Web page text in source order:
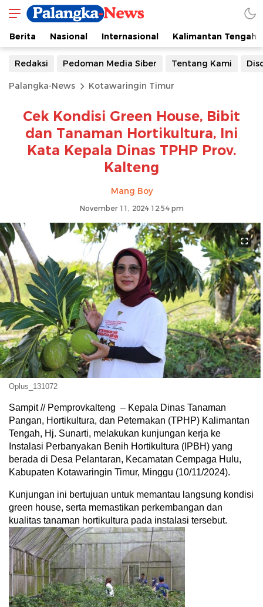
Berita Nasional Internasional Kalimantan Tengah
Redaksi Pedoman Media Siber Tentang Kami
Palangka-News Kotawaringin Timur
Cek Kondisi Green House, Bibit
dan Tanaman Hortikultura, Ini
Kata Kepala Dinas TPHP Prov.
Kalteng
Mang Boy
November 11, 2024 12:54 pm
Oplus_131072
Sampit // Pemprovkalteng – Kepala Dinas Tanaman
Pangan, Hortikultura, dan Peternakan (TPHP) Kalimantan
Tengah, Hj. Sunarti, melakukan kunjungan kerja ke
Instalasi Perbanyakan Benih Hortikultura (IPBH) yang
berada di Desa Pelantaran, Kecamatan Cempaga Hulu,
Kabupaten Kotawaringin Timur, Minggu (10/11/2024).
Kunjungan ini bertujuan untuk memantau langsung kondisi
green house, serta memastikan perkembangan dan
kualitas tanaman hortikultura pada instalasi tersebut.